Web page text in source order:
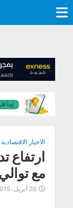
الاخبار الاقتصادية
ارتفاع
مع
26 أبريل، 2019